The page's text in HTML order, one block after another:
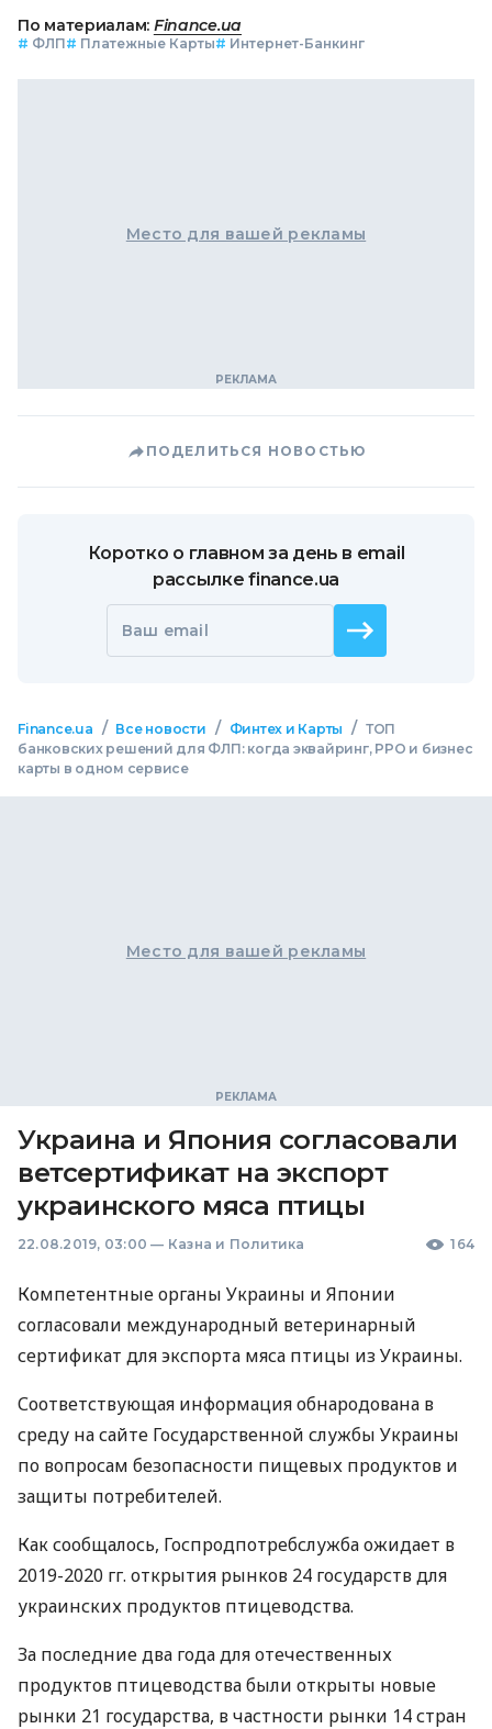
По материалам: Finance.ua
# ФЛП# Платежные Карты# Интернет-Банкинг
Место для вашей рекламы
ПОДЕЛИТЬСЯ НОВОСТЬЮ
Коротко о главном за день в email
рассылке finance.ua
Ваш email
Finance.ua / Все новости / Финтех и Карты / ТОП
банковских решений для ФЛП: когда эквайринг, РРО и бизнес
карты в одном сервисе
Место для вашей рекламы
Украина и Япония согласовали
ветсертификат на экспорт
украинского мяса птицы
22.08.2019, 03:00 — Казна и Политика 164
Компетентные органы Украины и Японии
согласовали международный ветеринарный
сертификат для экспорта мяса птицы из Украины.
Соответствующая информация обнародована в
среду на сайте Государственной службы Украины
по вопросам безопасности пищевых продуктов и
защиты потребителей.
Как сообщалось, Госпродпотребслужба ожидает в
2019-2020 гг. открытия рынков 24 государств для
украинских продуктов птицеводства.
За последние два года для отечественных
продуктов птицеводства были открыты новые
рынки 21 государства, в частности рынки 14 стран